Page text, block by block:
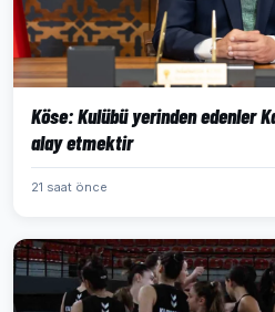
Köse: Kulübü yerinden edenler
alay etmektir
21 saat önce